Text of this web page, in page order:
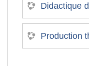
Didactique
Production